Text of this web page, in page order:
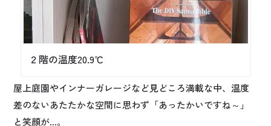
２階の温度20.9℃
屋上庭園やインナーガレージなど見どころ満載な中、温度
差のないあたたかな空間に思わず「あったかいですね～」
と笑顔が…。